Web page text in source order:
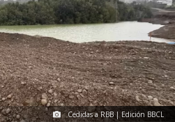
Cedidas a RBB | Edición BBCL